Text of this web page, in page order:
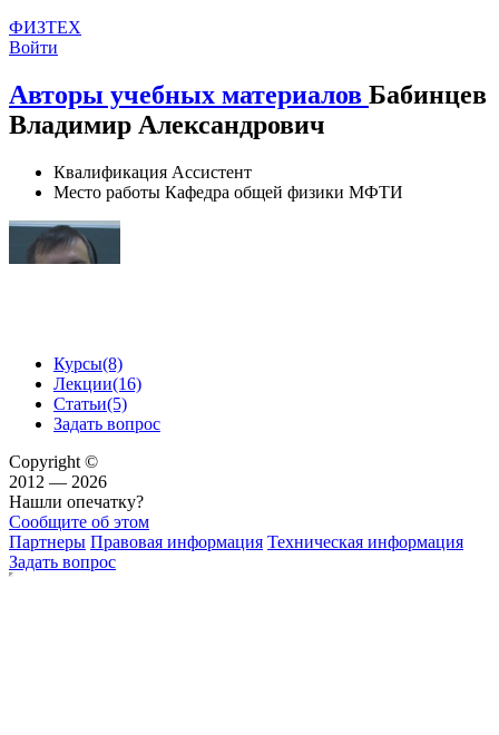
ФИЗТЕХ
Войти
Авторы учебных материалов Бабинцев
Владимир Александрович
Квалификация Ассистент
Место работы Кафедра общей физики МФТИ
Курсы(8)
Лекции(16)
Статьи(5)
Задать вопрос
Copyright ©
2012 — 2026
Нашли опечатку?
Сообщите об этом
Партнеры Правовая информация Техническая информация
Задать вопрос